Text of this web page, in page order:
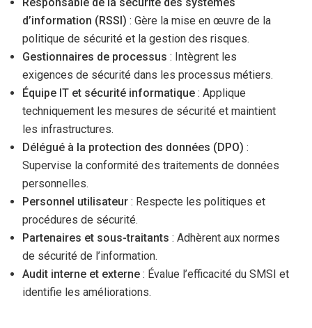
d’information (RSSI) : Gère la mise en œuvre de la
politique de sécurité et la gestion des risques.
Gestionnaires de processus : Intègrent les
exigences de sécurité dans les processus métiers.
Équipe IT et sécurité informatique : Applique
techniquement les mesures de sécurité et maintient
les infrastructures.
Délégué à la protection des données (DPO) :
Supervise la conformité des traitements de données
personnelles.
Personnel utilisateur : Respecte les politiques et
procédures de sécurité.
Partenaires et sous-traitants : Adhèrent aux normes
de sécurité de l’information.
Audit interne et externe : Évalue l’efficacité du SMSI et
identifie les améliorations.